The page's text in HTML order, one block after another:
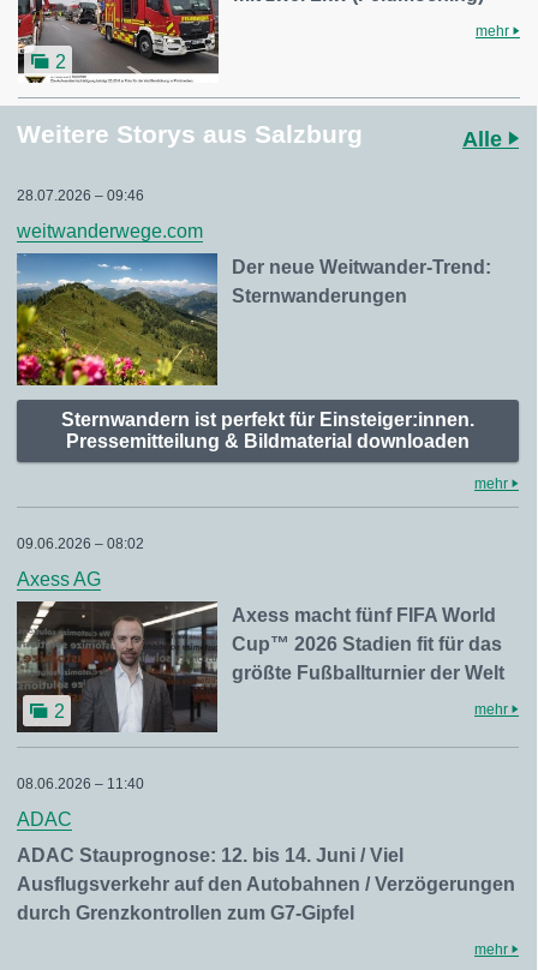
2
mehr
Weitere Storys aus Salzburg Alle
28.07.2026 – 09:46
weitwanderwege.com
Der neue Weitwander-Trend:
Sternwanderungen
Sternwandern ist perfekt für Einsteiger:innen.
Pressemitteilung & Bildmaterial downloaden
mehr
09.06.2026 – 08:02
Axess AG
2
Axess macht fünf FIFA World
Cup™ 2026 Stadien fit für das
größte Fußballturnier der Welt
mehr
08.06.2026 – 11:40
ADAC
ADAC Stauprognose: 12. bis 14. Juni / Viel
Ausflugsverkehr auf den Autobahnen / Verzögerungen
durch Grenzkontrollen zum G7-Gipfel
mehr